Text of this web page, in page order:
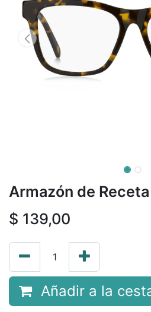
Armazón de
$ 139,00
Añadir a la